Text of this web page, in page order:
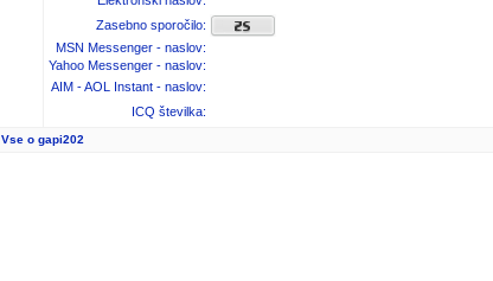
Zasebno sporočilo:
MSN Messenger - naslov:
Yahoo Messenger - naslov:
AIM - AOL Instant - naslov:
ICQ številka:
Vse o gapi202